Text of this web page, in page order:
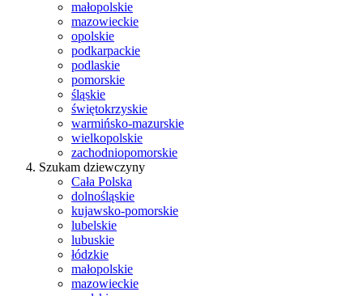
małopolskie
mazowieckie
opolskie
podkarpackie
podlaskie
pomorskie
śląskie
świętokrzyskie
warmińsko-mazurskie
wielkopolskie
zachodniopomorskie
Szukam dziewczyny
Cała Polska
dolnośląskie
kujawsko-pomorskie
lubelskie
lubuskie
łódzkie
małopolskie
mazowieckie